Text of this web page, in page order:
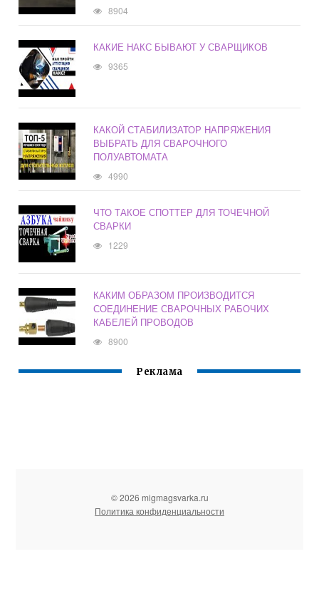
8904
КАКИЕ НАКС БЫВАЮТ У СВАРЩИКОВ
9365
КАКОЙ СТАБИЛИЗАТОР НАПРЯЖЕНИЯ
ВЫБРАТЬ ДЛЯ СВАРОЧНОГО
ПОЛУАВТОМАТА
4990
ЧТО ТАКОЕ СПОТТЕР ДЛЯ ТОЧЕЧНОЙ
СВАРКИ
1229
КАКИМ ОБРАЗОМ ПРОИЗВОДИТСЯ
СОЕДИНЕНИЕ СВАРОЧНЫХ РАБОЧИХ
КАБЕЛЕЙ ПРОВОДОВ
8900
Реклама
© 2026 migmagsvarka.ru
Политика конфиденциальности